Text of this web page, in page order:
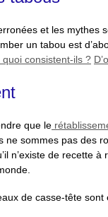
et les mythes
un tabou est
quoi consistent-ils ?
que le
ne sommes pas des
n’existe de recette
de casse-tête sont